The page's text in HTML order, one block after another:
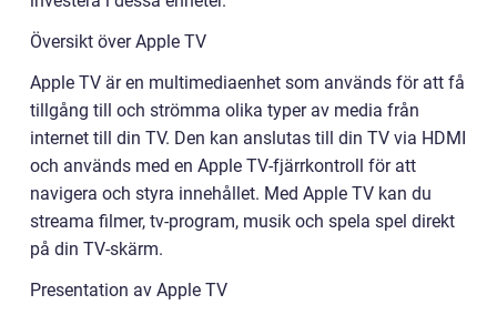
Översikt över Apple TV
Apple TV är en multimediaenhet som används för att få
tillgång till och strömma olika typer av media från
internet till din TV. Den kan anslutas till din TV via HDMI
och används med en Apple TV-fjärrkontroll för att
navigera och styra innehållet. Med Apple TV kan du
streama filmer, tv-program, musik och spela spel direkt
på din TV-skärm.
Presentation av Apple TV